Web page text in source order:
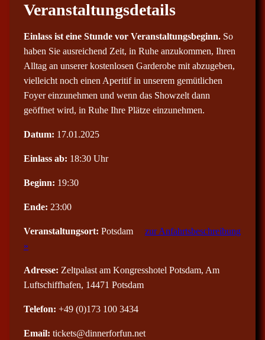
Veranstaltungsdetails
Einlass ist eine Stunde vor Veranstaltungsbeginn. So
haben Sie ausreichend Zeit, in Ruhe anzukommen, Ihren
Alltag an unserer kostenlosen Garderobe mit abzugeben,
vielleicht noch einen Aperitif in unserem gemütlichen
Foyer einzunehmen und wenn das Showzelt dann
geöffnet wird, in Ruhe Ihre Plätze einzunehmen.
Datum: 17.01.2025
Einlass ab: 18:30 Uhr
Beginn: 19:30
Ende: 23:00
Veranstaltungsort: Potsdam zur Anfahrtsbeschreibung
»
Adresse: Zeltpalast am Kongresshotel Potsdam, Am
Luftschiffhafen, 14471 Potsdam
Telefon: +49 (0)173 100 3434
Email: tickets@dinnerforfun.net